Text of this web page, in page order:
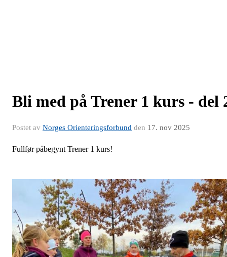
Bli med på Trener 1 kurs - del
Postet av Norges Orienteringsforbund den 17. nov 2025
Fullfør påbegynt Trener 1 kurs!